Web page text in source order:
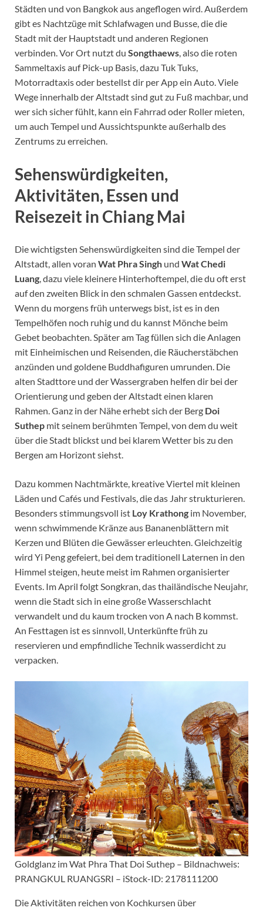
Städten und von Bangkok aus angeflogen wird. Außerdem
gibt es Nachtzüge mit Schlafwagen und Busse, die die
Stadt mit der Hauptstadt und anderen Regionen
verbinden. Vor Ort nutzt du Songthaews, also die roten
Sammeltaxis auf Pick-up Basis, dazu Tuk Tuks,
Motorradtaxis oder bestellst dir per App ein Auto. Viele
Wege innerhalb der Altstadt sind gut zu Fuß machbar, und
wer sich sicher fühlt, kann ein Fahrrad oder Roller mieten,
um auch Tempel und Aussichtspunkte außerhalb des
Zentrums zu erreichen.
Sehenswürdigkeiten,
Aktivitäten, Essen und
Reisezeit in Chiang Mai
Die wichtigsten Sehenswürdigkeiten sind die Tempel der
Altstadt, allen voran Wat Phra Singh und Wat Chedi
Luang , dazu viele kleinere Hinterhoftempel, die du oft erst
auf den zweiten Blick in den schmalen Gassen entdeckst.
Wenn du morgens früh unterwegs bist, ist es in den
Tempelhöfen noch ruhig und du kannst Mönche beim
Gebet beobachten. Später am Tag füllen sich die Anlagen
mit Einheimischen und Reisenden, die Räucherstäbchen
anzünden und goldene Buddhafiguren umrunden. Die
alten Stadttore und der Wassergraben helfen dir bei der
Orientierung und geben der Altstadt einen klaren
Rahmen. Ganz in der Nähe erhebt sich der Berg Doi
Suthep mit seinem berühmten Tempel, von dem du weit
über die Stadt blickst und bei klarem Wetter bis zu den
Bergen am Horizont siehst.
Dazu kommen Nachtmärkte, kreative Viertel mit kleinen
Läden und Cafés und Festivals, die das Jahr strukturieren.
Besonders stimmungsvoll ist Loy Krathong im November,
wenn schwimmende Kränze aus Bananenblättern mit
Kerzen und Blüten die Gewässer erleuchten. Gleichzeitig
wird Yi Peng gefeiert, bei dem traditionell Laternen in den
Himmel steigen, heute meist im Rahmen organisierter
Events. Im April folgt Songkran, das thailändische Neujahr,
wenn die Stadt sich in eine große Wasserschlacht
verwandelt und du kaum trocken von A nach B kommst.
An Festtagen ist es sinnvoll, Unterkünfte früh zu
reservieren und empfindliche Technik wasserdicht zu
verpacken.
Goldglanz im Wat Phra That Doi Suthep – Bildnachweis:
PRANGKUL RUANGSRI – iStock-ID: 2178111200
Die Aktivitäten reichen von Kochkursen über